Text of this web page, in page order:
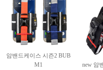
암밴드케이스 시즌2 BUB
M1
new 암